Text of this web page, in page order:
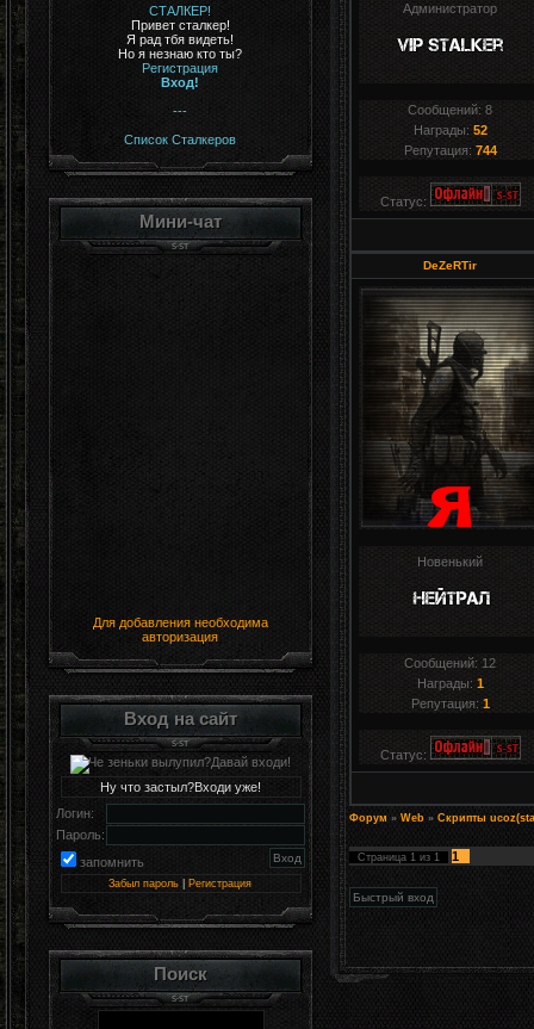
СТАЛКЕР!
Привет сталкер!
Я рад тбя видеть!
Но я незнаю кто ты?
Регистрация
Вход!
---
Список Сталкеров
Мини-чат
Для добавления необходима
авторизация
Вход на сайт
Ну что застыл?Входи уже!
Логин:
Пароль:
запомнить
Забыл пароль Регистрация
Поиск
Администратор
Сообщений:8
Награды: 52
Репутация: 744
Статус:
DeZeRTir
Новенький
Сообщений: 12
Награды: 1
Репутация: 1
Статус:
Форум » Web » Скрипты
Страница 1 из 1 1